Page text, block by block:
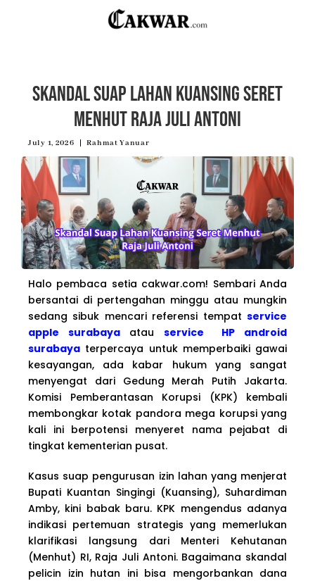
Skandal Suap Lahan Kuansing Seret
Menhut Raja Juli Antoni
July 1, 2026 Rahmat Yanuar
Halo pembaca setia cakwar.com! Sembari Anda
bersantai di pertengahan minggu atau mungkin
sedang sibuk mencari referensi tempat service
apple surabayaatauservice HP android
surabaya terpercaya untuk memperbaiki gawai
kesayangan, ada kabar hukum yang sangat
menyengat dari Gedung Merah Putih Jakarta.
Komisi Pemberantasan Korupsi (KPK) kembali
membongkar kotak pandora mega korupsi yang
kali ini berpotensi menyeret nama pejabat di
tingkat kementerian pusat.
Kasus suap pengurusan izin lahan yang menjerat
Bupati Kuantan Singingi (Kuansing), Suhardiman
Amby, kini babak baru. KPK mengendus adanya
indikasi pertemuan strategis yang memerlukan
klarifikasi langsung dari Menteri Kehutanan
(Menhut) RI, Raja Juli Antoni. Bagaimana skandal
pelicin izin hutan ini bisa mengorbankan dana